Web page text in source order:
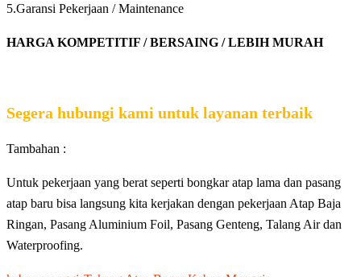
5.Garansi Pekerjaan / Maintenance
HARGA KOMPETITIF / BERSAING / LEBIH MURAH
Segera hubungi kami untuk layanan terbaik
Tambahan :
Untuk pekerjaan yang berat seperti bongkar atap lama dan pasang
atap baru bisa langsung kita kerjakan dengan pekerjaan Atap Baja
Ringan, Pasang Aluminium Foil, Pasang Genteng, Talang Air dan
Waterproofing.